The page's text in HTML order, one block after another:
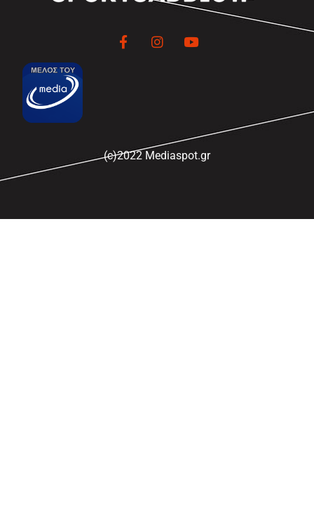
(c)2022 Mediaspot.gr